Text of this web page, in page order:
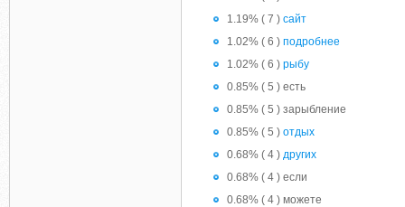
1.19% ( 7 ) сайт
1.02% ( 6 ) подробнее
1.02% ( 6 ) рыбу
0.85% ( 5 ) есть
0.85% ( 5 ) зарыбление
0.85% ( 5 ) отдых
0.68% ( 4 ) других
0.68% ( 4 ) если
0.68% ( 4 ) можете